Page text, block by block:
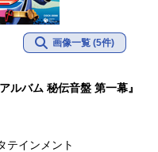
画像一覧 (5件)
ルバム 秘伝音盤 第一幕』
テインメント